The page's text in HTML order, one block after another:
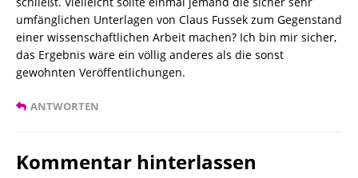
umfänglichen Unterlagen von Claus Fussek zum Gegenstand
einer wissenschaftlichen Arbeit machen? Ich bin mir sicher,
das Ergebnis wäre ein völlig anderes als die sonst
gewohnten Veröffentlichungen.
ANTWORTEN
Kommentar hinterlassen